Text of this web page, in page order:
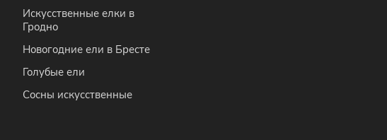
Искусственные елки в
Гродно
Новогодние ели в Бресте
Голубые ели
Сосны искусственные